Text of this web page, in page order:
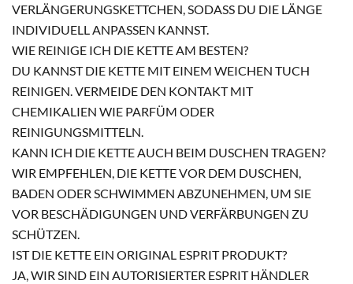
VERLÄNGERUNGSKETTCHEN, SODASS DU DIE LÄNGE
INDIVIDUELL ANPASSEN KANNST.
WIE REINIGE ICH DIE KETTE AM BESTEN?
DU KANNST DIE KETTE MIT EINEM WEICHEN TUCH
REINIGEN. VERMEIDE DEN KONTAKT MIT
CHEMIKALIEN WIE PARFÜM ODER
REINIGUNGSMITTELN.
KANN ICH DIE KETTE AUCH BEIM DUSCHEN TRAGEN?
WIR EMPFEHLEN, DIE KETTE VOR DEM DUSCHEN,
BADEN ODER SCHWIMMEN ABZUNEHMEN, UM SIE
VOR BESCHÄDIGUNGEN UND VERFÄRBUNGEN ZU
SCHÜTZEN.
IST DIE KETTE EIN ORIGINAL ESPRIT PRODUKT?
JA, WIR SIND EIN AUTORISIERTER ESPRIT HÄNDLER